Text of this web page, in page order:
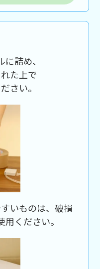
詰め、
た上で
さい。
いものは、破損
ください。